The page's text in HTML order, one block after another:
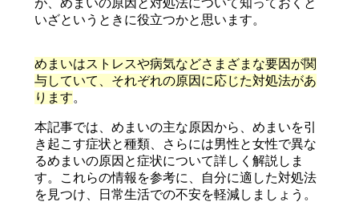
いざというときに役立つかと思います。
めまいはストレスや病気などさまざまな要因が関
与していて、それぞれの原因に応じた対処法があ
ります。
本記事では、めまいの主な原因から、めまいを引
き起こす症状と種類、さらには男性と女性で異な
るめまいの原因と症状について詳しく解説しま
す。これらの情報を参考に、自分に適した対処法
を見つけ、日常生活での不安を軽減しましょう。